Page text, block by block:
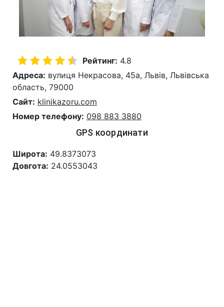
Рейтинг: 4.8
Адреса: вулиця Некрасова, 45а, Львів, Львівська
область, 79000
Сайт: klinikazoru.com
Номер телефону: 098 883 3880
GPS координати
Широта: 49.8373073
Довгота: 24.0553043